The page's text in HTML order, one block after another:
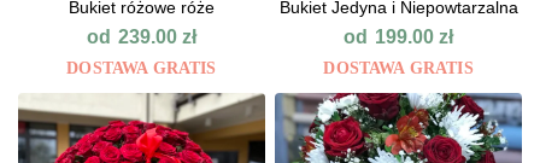
Bukiet różowe róże
od 239.00 zł
DOSTAWA GRATIS
Bukiet Jedyna i Niepowtarzalna
od 199.00zł
DOSTAWA GRATIS